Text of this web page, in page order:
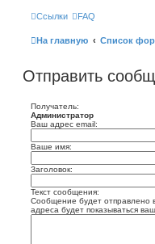
Ссылки FAQ
На главную Список
Отправить
Получатель:
Администратор
Ваш адрес email:
Ваше имя:
Заголовок:
Текст сообщения:
Сообщение будет отправлено
адреса будет показываться